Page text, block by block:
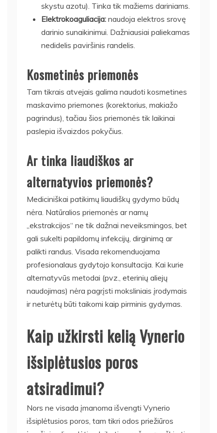
skystu azotu). Tinka tik mažiems dariniams.
Elektrokoaguliacija: naudoja elektros srovę
darinio sunaikinimui. Dažniausiai paliekamas
nedidelis paviršinis randelis.
Kosmetinės priemonės
Tam tikrais atvejais galima naudoti kosmetines
maskavimo priemones (korektorius, makiažo
pagrindus), tačiau šios priemonės tik laikinai
paslepia išvaizdos pokyčius.
Ar tinka liaudiškos ar
alternatyvios priemonės?
Mediciniškai patikimų liaudiškų gydymo būdų
nėra. Natūralios priemonės ar namų
„ekstrakcijos“ ne tik dažnai neveiksmingos, bet
gali sukelti papildomų infekcijų, dirginimą ar
palikti randus. Visada rekomenduojama
profesionalaus gydytojo konsultacija. Kai kurie
alternatyvūs metodai (pvz., eterinių aliejų
naudojimas) nėra pagrįsti moksliniais įrodymais
ir neturėtų būti taikomi kaip pirminis gydymas.
Kaip užkirsti kelią Vynerio
išsiplėtusios poros
atsiradimui?
Nors ne visada įmanoma išvengti Vynerio
išsiplėtusios poros, tam tikri odos priežiūros